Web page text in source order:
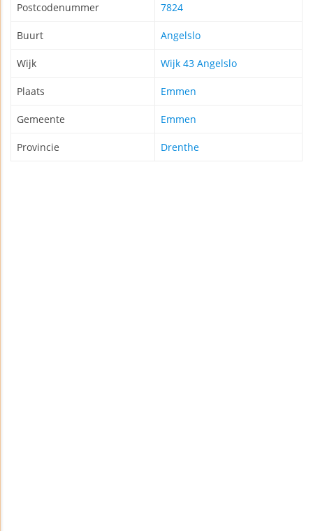
Postcodenummer 7824
Buurt Angelslo
Wijk Wijk 43 Angelslo
Plaats Emmen
Gemeente Emmen
Provincie Drenthe